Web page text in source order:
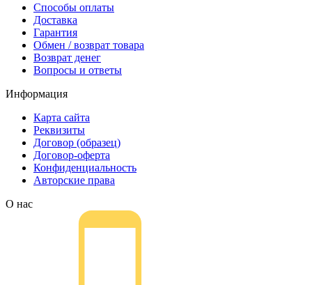
Способы оплаты
Доставка
Гарантия
Обмен / возврат товара
Возврат денег
Вопросы и ответы
Информация
Карта сайта
Реквизиты
Договор (образец)
Договор-оферта
Конфиденциальность
Авторские права
О нас